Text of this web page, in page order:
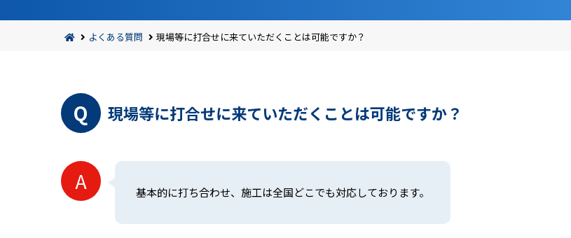
よくある質問 現場等に打合せに来ていただくことは可能ですか？
現場等に打合せに来ていただくことは可能ですか？
基本的に打ち合わせ、施工は全国どこでも対応しております。